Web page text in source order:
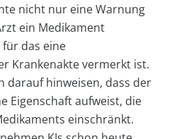
nicht nur eine Warnung
ein Medikament
das eine
Krankenakte vermerkt ist.
darauf hinweisen, dass der
Eigenschaft aufweist, die
einschränkt.